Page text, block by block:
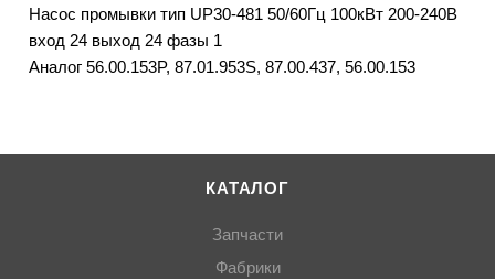
Насос промывки тип UP30-481 50/60Гц 100кВт 200-240В
вход 24 выход 24 фазы 1
Аналог 56.00.153P, 87.01.953S, 87.00.437, 56.00.153
КАТАЛОГ
Запчасти
Фабрики